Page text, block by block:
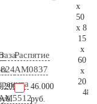
Распятие
AM0837
46.000
руб.
x
50
x 8
15
x
60
x
20